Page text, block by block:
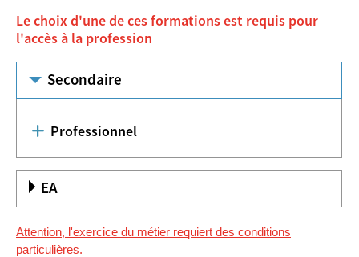
Le choix d'une de ces formations est requis pour
l'accès à la profession
Secondaire
Professionnel
EA
Attention, l'exercice du métier requiert des conditions
particulières.